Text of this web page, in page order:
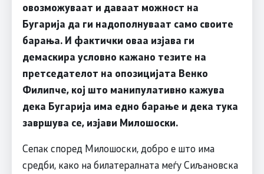
овозможуваат и даваат можност на
Бугарија да ги надополнуваат само своите
барања. И фактички оваа изјава ги
демаскира условно кажано тезите на
претседателот на опозицијата Венко
Филипче, кој што манипулативно кажува
дека Бугарија има едно барање и дека тука
завршува се, изјави Милошоски.
Сепак според Милошоски, добро е што има
средби, како на билатералната меѓу Сиљановска